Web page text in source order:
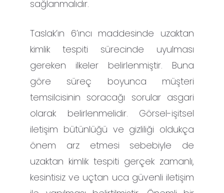
sağlanmalıdır.
Taslak’ın 6’ıncı maddesinde uzaktan
kimlik tespiti sürecinde uyulması
gereken ilkeler belirlenmiştir. Buna
göre süreç boyunca müşteri
temsilcisinin soracağı sorular asgari
olarak belirlenmelidir. Görsel-işitsel
iletişim bütünlüğü ve gizliliği oldukça
önem arz etmesi sebebiyle de
uzaktan kimlik tespiti gerçek zamanlı,
kesintisiz ve uçtan uca güvenli iletişim